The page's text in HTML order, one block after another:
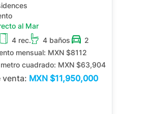
al Mar
4 rec. 4 baños
2
mensual: MXN $8112
cuadrado: MXN $63,904
venta: MXN $11,950,000